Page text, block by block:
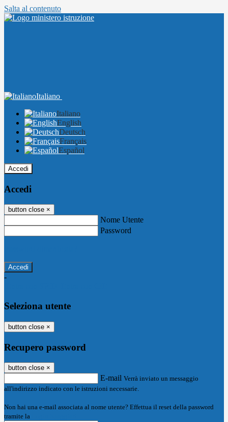
Salta al contenuto
Italiano
Italiano
English
Deutsch
Français
Español
Accedi
Accedi
button close ×
Nome Utente
Password
-
Seleziona utente
button close ×
Recupero password
button close ×
E-mail Verrà inviato un messaggio
all'indirizzo indicato con le istruzioni necessarie.
Non hai una e-mail associata al nome utente? Effettua il reset della password
tramite la